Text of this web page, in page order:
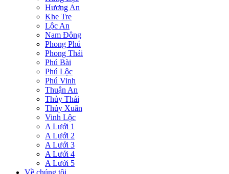
Hương An
Khe Tre
Lộc An
Nam Đông
Phong Phú
Phong Thái
Phú Bài
Phú Lộc
Phú Vinh
Thuận An
Thủy Thái
Thủy Xuân
Vinh Lộc
A Lưới 1
A Lưới 2
A Lưới 3
A Lưới 4
A Lưới 5
Về chúng tôi